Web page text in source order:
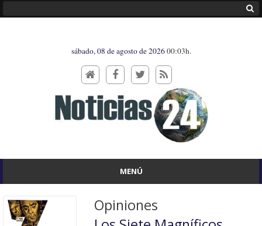
sábado, 08 de agosto de 202600:03h.
MENÚ
Opiniones